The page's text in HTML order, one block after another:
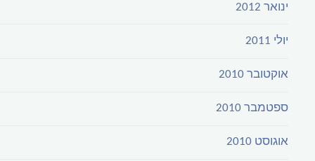
ינואר 2012
יולי 2011
אוקטובר 2010
ספטמבר 2010
אוגוסט 2010